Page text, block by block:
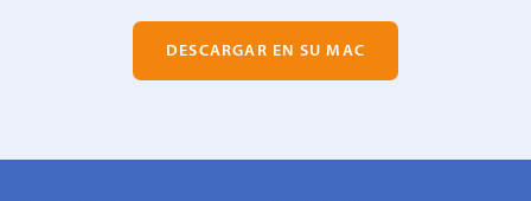
DESCARGAR EN SU MAC